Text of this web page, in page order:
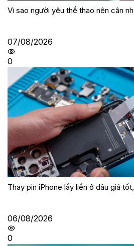
Vì sao người yêu thể thao nên cân
07/08/2026
0
Thay pin iPhone lấy liền ở đâu giá
06/08/2026
0